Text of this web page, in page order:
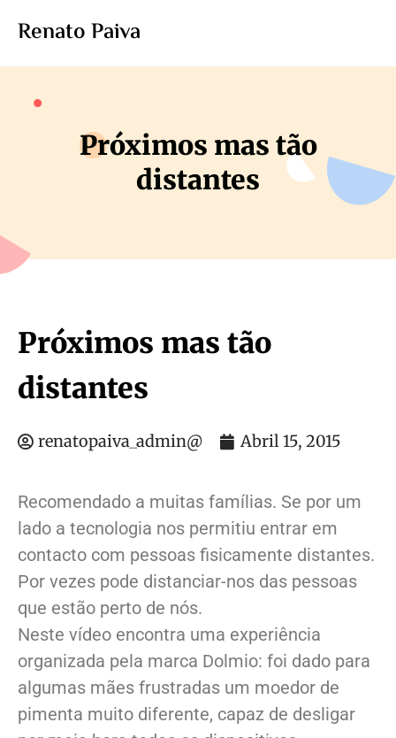
Renato Paiva
Próximos mas tão
distantes
Próximos mas tão
distantes
renatopaiva_admin@ Abril 15, 2015
Recomendado a muitas famílias. Se por um
lado a tecnologia nos permitiu entrar em
contacto com pessoas fisicamente distantes.
Por vezes pode distanciar-nos das pessoas
que estão perto de nós.
Neste vídeo encontra uma experiência
organizada pela marca Dolmio: foi dado para
algumas mães frustradas um moedor de
pimenta muito diferente, capaz de desligar